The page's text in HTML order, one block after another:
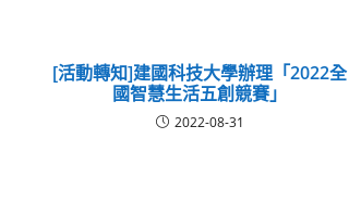
[活動轉知]建國科技大學辦理「2022全
國智慧生活五創競賽」
2022-08-31